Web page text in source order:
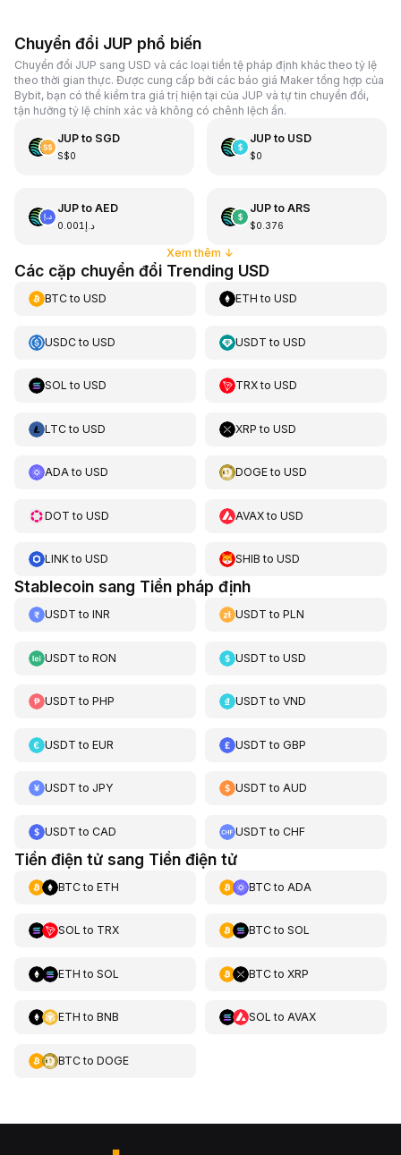
Chuyển đổi JUP phổ biến
Chuyển đổi JUP sang USD và các loại tiền tệ pháp định khác theo tỷ lệ
theo thời gian thực. Được cung cấp bởi các báo giá Maker tổng hợp của
Bybit, bạn có thể kiểm tra giá trị hiện tại của JUP và tự tin chuyển đổi,
tận hưởng tỷ lệ chính xác và không có chênh lệch ẩn.
JUPto SGD
S$0
JUPto USD
$0
JUPto AED
د.إ0.001
JUPto ARS
$0.376
Xem thêm ↓
Các cặp chuyển đổi Trending USD
BTCto USD ETH toUSD
USDCto USD USDT toUSD
SOL to USD TRXtoUSD
LTCto USD XRP toUSD
ADAto USD DOGEtoUSD
DOT to USD AVAXtoUSD
LINKto USD SHIB toUSD
Stablecoin sang Tiền pháp định
USDT to INR USDT toPLN
USDT to RON USDT toUSD
USDT to PHP USDT toVND
USDT to EUR USDT toGBP
USDT to JPY USDT toAUD
USDT to CAD USDT toCHF
Tiền điện tử sang Tiền điện tử
BTCto ETH BTCto ADA
SOL to TRX BTCto SOL
ETH to SOL BTCto XRP
ETH to BNB SOL to AVAX
BTCto DOGE